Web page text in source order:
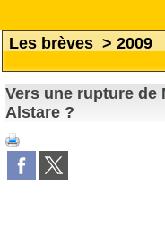
Les brèves > 2009
Vers une rupture de
Alstare ?